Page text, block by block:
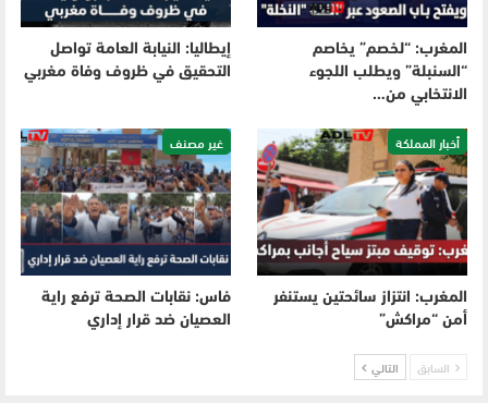
المغرب: “لخصم” يخاصم
“السنبلة” ويطلب اللجوء
الانتخابي من…
إيطاليا: النيابة العامة تواصل
التحقيق في ظروف وفاة مغربي
أخبار المملكة
المغرب: انتزاز سائحتين يستنفر
أمن “مراكش”
غير مصنف
فاس: نقابات الصحة ترفع راية
العصيان ضد قرار إداري
السابق التالي